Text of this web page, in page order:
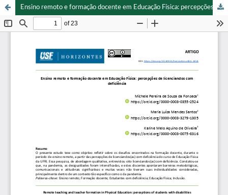
Ensino remoto e formação docente em Educação Física: percepções de licenciandos com deficiência